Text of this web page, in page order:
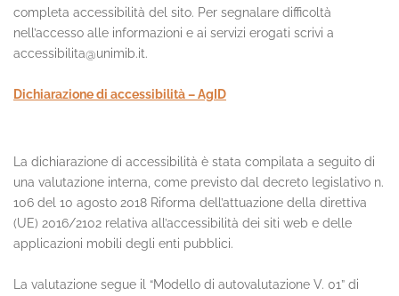
completa accessibilità del sito. Per segnalare difficoltà
nell’accesso alle informazioni e ai servizi erogati scrivi a
accessibilita@unimib.it.
Dichiarazione di accessibilità – AgID
La dichiarazione di accessibilità è stata compilata a seguito di
una valutazione interna, come previsto dal decreto legislativo n.
106 del 10 agosto 2018 Riforma dell’attuazione della direttiva
(UE) 2016/2102 relativa all’accessibilità dei siti web e delle
applicazioni mobili degli enti pubblici.
La valutazione segue il “Modello di autovalutazione V. 01” di